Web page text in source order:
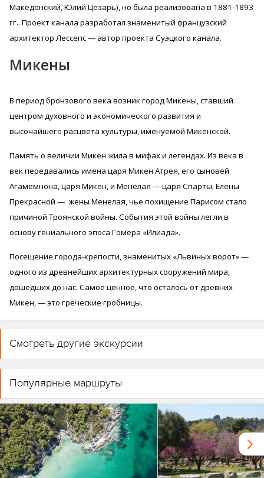
Македонский, Юлий Цезарь), но была реализована в 1881-1893
гг.. Проект канала разработал знаменитый французский
архитектор Лессепс — автор проекта Суэцкого канала.
Микены
В период бронзового века возник город Микены, ставший
центром духовного и экономического развития и
высочайшего расцвета культуры, именуемой Микенской.
Память о величии Микен жила в мифах и легендах. Из века в
век передавались имена царя Микен Атрея, его сыновей
Агамемнона, царя Микен, и Менелая — царя Спарты, Елены
Прекрасной — жены Менелая, чье похищение Парисом стало
причиной Троянской войны. События этой войны легли в
основу гениального эпоса Гомера «Илиада».
Посещение города-крепости, знаменитых «Львиных ворот» —
одного из древнейших архитектурных сооружений мира,
дошедших до нас. Самое ценное, что осталось от древних
Микен, — это греческие гробницы.
Смотреть другие экскурсии
Популярные маршруты